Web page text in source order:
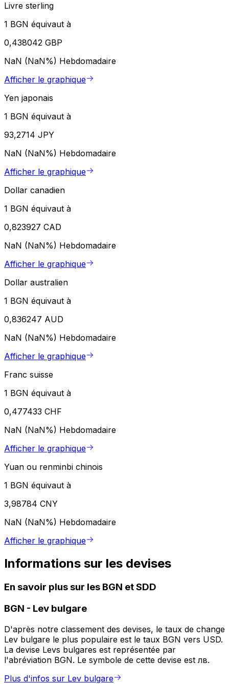
Livre sterling
1 BGN équivaut à
0,438042 GBP
NaN (NaN%) Hebdomadaire
Afficher le graphique
Yen japonais
1 BGN équivaut à
93,2714 JPY
NaN (NaN%) Hebdomadaire
Afficher le graphique
Dollar canadien
1 BGN équivaut à
0,823927 CAD
NaN (NaN%) Hebdomadaire
Afficher le graphique
Dollar australien
1 BGN équivaut à
0,836247 AUD
NaN (NaN%) Hebdomadaire
Afficher le graphique
Franc suisse
1 BGN équivaut à
0,477433 CHF
NaN (NaN%) Hebdomadaire
Afficher le graphique
Yuan ou renminbi chinois
1 BGN équivaut à
3,98784 CNY
NaN (NaN%) Hebdomadaire
Afficher le graphique
Informations sur les devises
En savoir plus sur les BGN et SDD
BGN - Lev bulgare
D'après notre classement des devises, le taux de change
Lev bulgare le plus populaire est le taux BGN vers USD.
La devise Levs bulgares est représentée par
l'abréviation BGN. Le symbole de cette devise est лв.
Plus d'infos sur Lev bulgare